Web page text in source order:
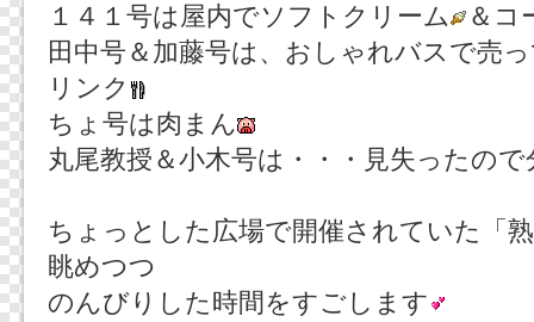
１４１号は屋内でソフトクリーム
＆コ
田中号＆加藤号は、おしゃれバスで売
リンク
ちょ号は肉まん
丸尾教授＆小木号は・・・見失ったの
ちょっとした広場で開催されていた「
眺めつつ
のんびりした時間をすごします